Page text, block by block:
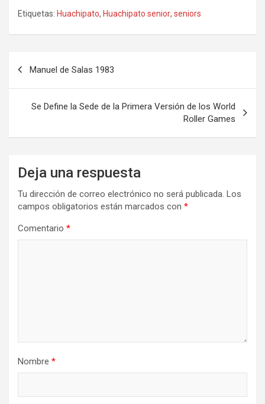
Etiquetas: Huachipato, Huachipato senior, seniors
Manuel de Salas 1983
Se Define la Sede de la Primera Versión de los World
Roller Games
Deja una respuesta
Tu dirección de correo electrónico no será publicada. Los
campos obligatorios están marcados con *
Comentario *
Nombre *